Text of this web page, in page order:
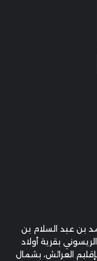
بن عبد السلام بن
بقرية أولاد
العرائش، بشمال